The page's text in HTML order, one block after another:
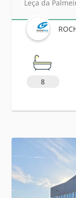
Leça da
8